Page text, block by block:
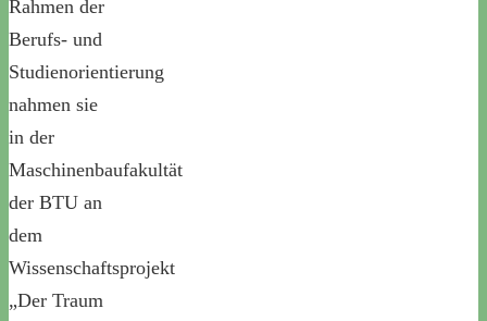
Rahmen der
Berufs- und
Studienorientierung
nahmen sie
in der
Maschinenbaufakultät
der BTU an
dem
Wissenschaftsprojekt
„Der Traum